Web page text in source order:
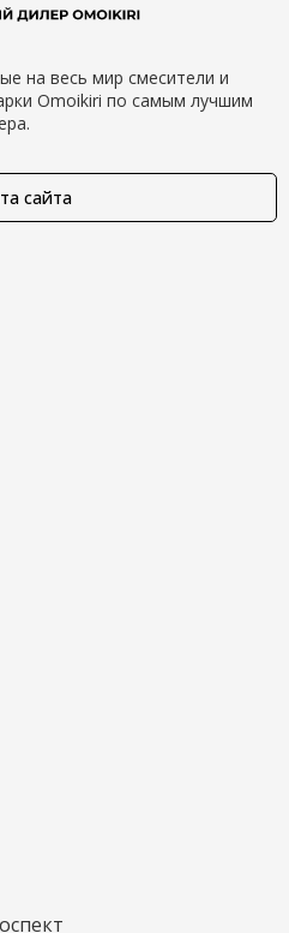
на весь мир смесители и
Omoikiri по самым лучшим
сайта